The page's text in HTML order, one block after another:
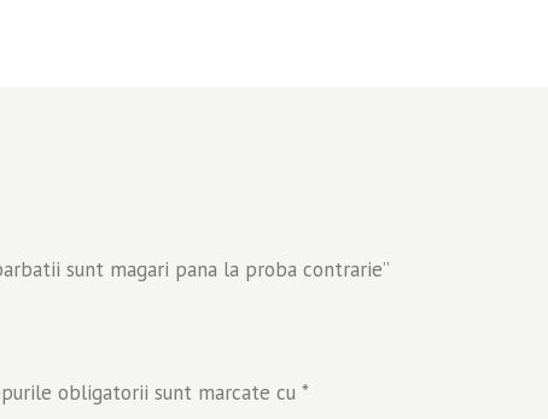
sunt magari pana la proba contrarie”
obligatorii sunt marcate cu *